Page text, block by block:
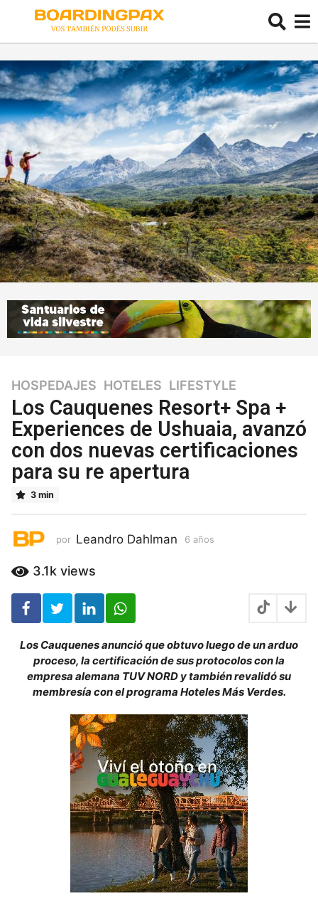
6
a
ñ
o
s
a
ñ
HOSPEDAJES ,HOTELES ,LIFESTYLE
Los Cauquenes Resort+ Spa +
Experiences de Ushuaia, avanzó
con dos nuevas certificaciones
para su re apertura
3 min
por Leandro Dahlman 6 años
3.1k views
Los Cauquenes anunció que obtuvo luego de un arduo
proceso, la certificación de sus protocolos con la
empresa alemana TUV NORD y también revalidó su
membresía con el programa Hoteles Más Verdes.